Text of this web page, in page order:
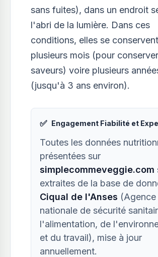
sans fuites), dans un endroit
l'abri de la lumière. Dans ces
conditions, elles se conservent
plusieurs mois (pour
saveurs) voire plusieurs
(jusqu'à 3 ans environ).
✅ Engagement Fiabilité et
Toutes les données
présentées sur
simplecommeveggie.com
extraites de la base de
Ciqual de l'Anses (Agence
nationale de sécurité
l'alimentation, de
et du travail), mise à jour
annuellement.